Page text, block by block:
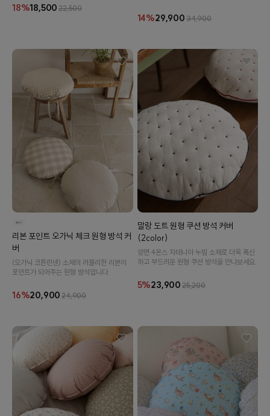
있어요
18%18,500 22,500
럴하게 사용하기 좋아요.
14%29,900 34,900
리본 포인트 오가닉 체크 원형 방석 커
버
(오가닉 코튼린넨) 소재의 러블리한 리본이
포인트가 되어주는 원형 방석입니다.
16%20,900 24,900
말랑 도트 원형 쿠션 방석 커버
(2color)
양면 4온스 자데니아 누빔 소재로 더욱 폭신
하고 부드러운 원형 쿠션 방석을 만나보세요.
5%23,900 25,200